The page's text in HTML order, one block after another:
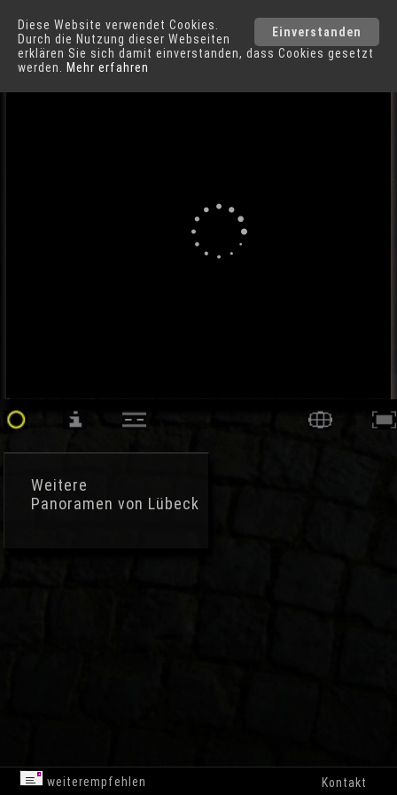
Einverstanden
Diese Website verwendet Cookies.
Durch die Nutzung dieser Webseiten
erklären Sie sich damit einverstanden, dass Cookies gesetzt
werden.
Mehr erfahren
Lübeck Städte
Weitere
Panoramen von Lübeck
weiterempfehlen Kontakt